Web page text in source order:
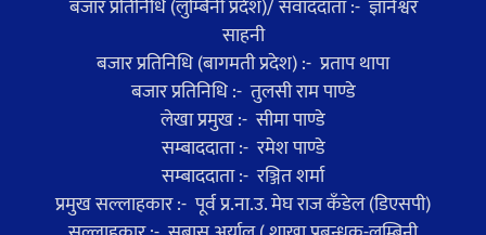
बजार प्रतिनिधि (लुम्बिनी प्रदेश)/ संवाददाता :- ज्ञानेश्वर
साहनी
बजार प्रतिनिधि (बागमती प्रदेश) :- प्रताप थापा
बजार प्रतिनिधि :- तुलसी राम पाण्डे
लेखा प्रमुख :- सीमा पाण्डे
सम्बाददाता :- रमेश पाण्डे
सम्बाददाता :- रञ्जित शर्मा
प्रमुख सल्लाहकार :- पूर्व प्र.ना.उ. मेघ राज कँडेल (डिएसपी)